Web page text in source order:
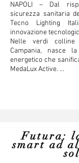
NAPOLI – Dal
sicurezza sanitaria
Tecno Lighting
innovazione
Nelle verdi
Campania, nasce
energetico che
MedaLux Active. ...
Futura:
smart ad